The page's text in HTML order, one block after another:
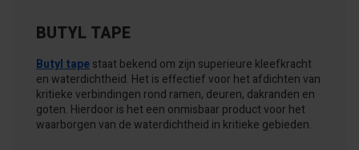
BUTYL TAPE
Butyl tapestaat bekend om zijn superieure kleefkracht
en waterdichtheid. Het is effectief voor het afdichten van
kritieke verbindingen rond ramen, deuren, dakranden en
goten. Hierdoor is het een onmisbaar product voor het
waarborgen van de waterdichtheid in kritieke gebieden.